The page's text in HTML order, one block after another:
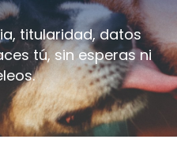
titularidad, datos
tú, sin esperas ni